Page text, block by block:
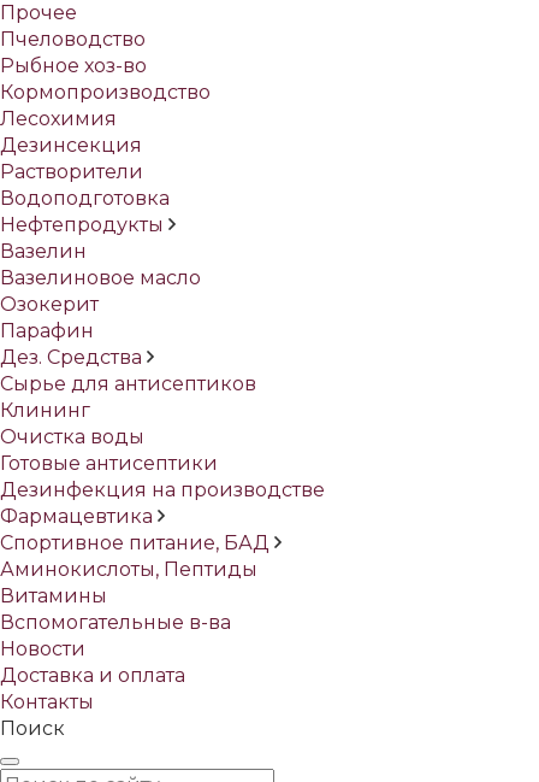
Прочее
Пчеловодство
Рыбное хоз-во
Кормопроизводство
Лесохимия
Дезинсекция
Растворители
Водоподготовка
Нефтепродукты
Вазелин
Вазелиновое масло
Озокерит
Парафин
Дез. Средства
Сырье для антисептиков
Клининг
Очистка воды
Готовые антисептики
Дезинфекция на производстве
Фармацевтика
Спортивное питание, БАД
Аминокислоты, Пептиды
Витамины
Вспомогательные в-ва
Новости
Доставка и оплата
Контакты
Поиск